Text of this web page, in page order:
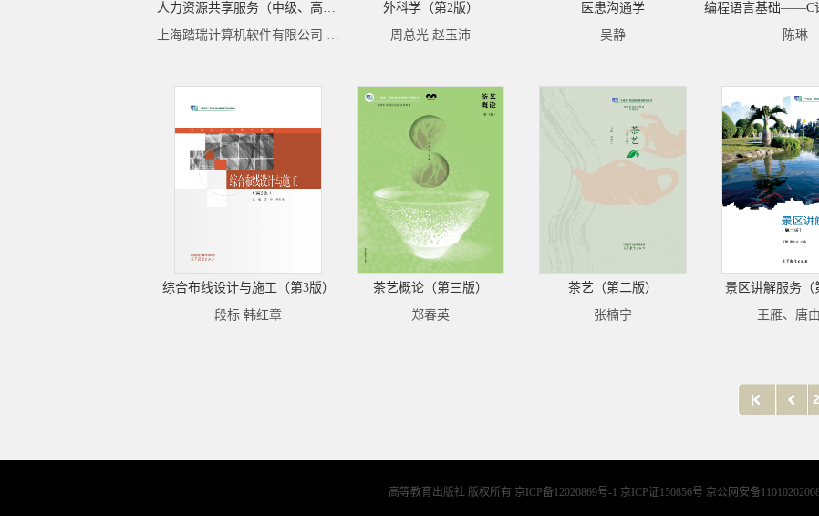
人力资源共享服务（中级、高级）
上海踏瑞计算机软件有限公司 组编；陈磊、崔晓燕、褚小萍 主编
外科学（第2版）
周总光 赵玉沛
医患沟通学
吴静
陈琳
综合布线设计与施工（第3版）
段标 韩红章
茶艺概论（第三版）
郑春英
茶艺（第二版）
张楠宁
景区讲解服务（
王雁、唐
高等教育出版社 版权所有 京ICP备12020869号-1 京ICP证150856号 京公网安备